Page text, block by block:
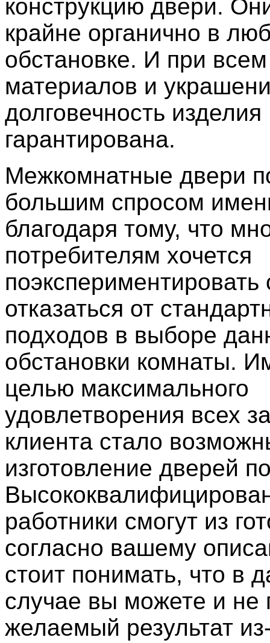
конструкцию двери.
крайне органично в
обстановке. И при
материалов и
долговечность изделия
гарантирована.
Межкомнатные двери
большим спросом
благодаря тому, что
потребителям хочется
отказаться от
подходов в выборе
обстановки комнаты.
целью максимального
удовлетворения всех
клиента стало
изготовление дверей
работники смогут из
согласно вашему
стоит понимать, что в
случае вы можете и не
желаемый результат